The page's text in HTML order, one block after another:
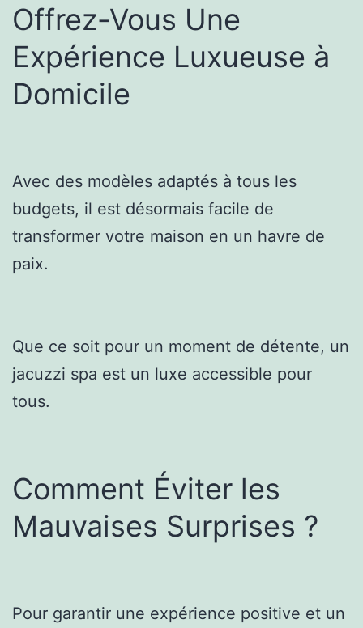
Offrez-Vous Une
Expérience Luxueuse à
Domicile
Avec des modèles adaptés à tous les
budgets, il est désormais facile de
transformer votre maison en un havre de
paix.
Que ce soit pour un moment de détente, un
jacuzzi spa est un luxe accessible pour
tous.
Comment Éviter les
Mauvaises Surprises ?
Pour garantir une expérience positive et un